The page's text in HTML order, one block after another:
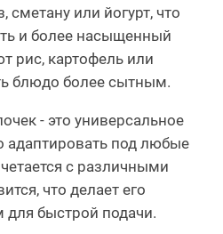
сметану или йогурт, что
и более насыщенный
рис, картофель или
блюдо более сытным.
- это универсальное
под любые
с различными
что делает его
быстрой подачи.